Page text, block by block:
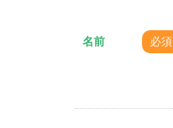
名前 必須